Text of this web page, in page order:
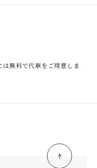
無料で代車をご用意しま